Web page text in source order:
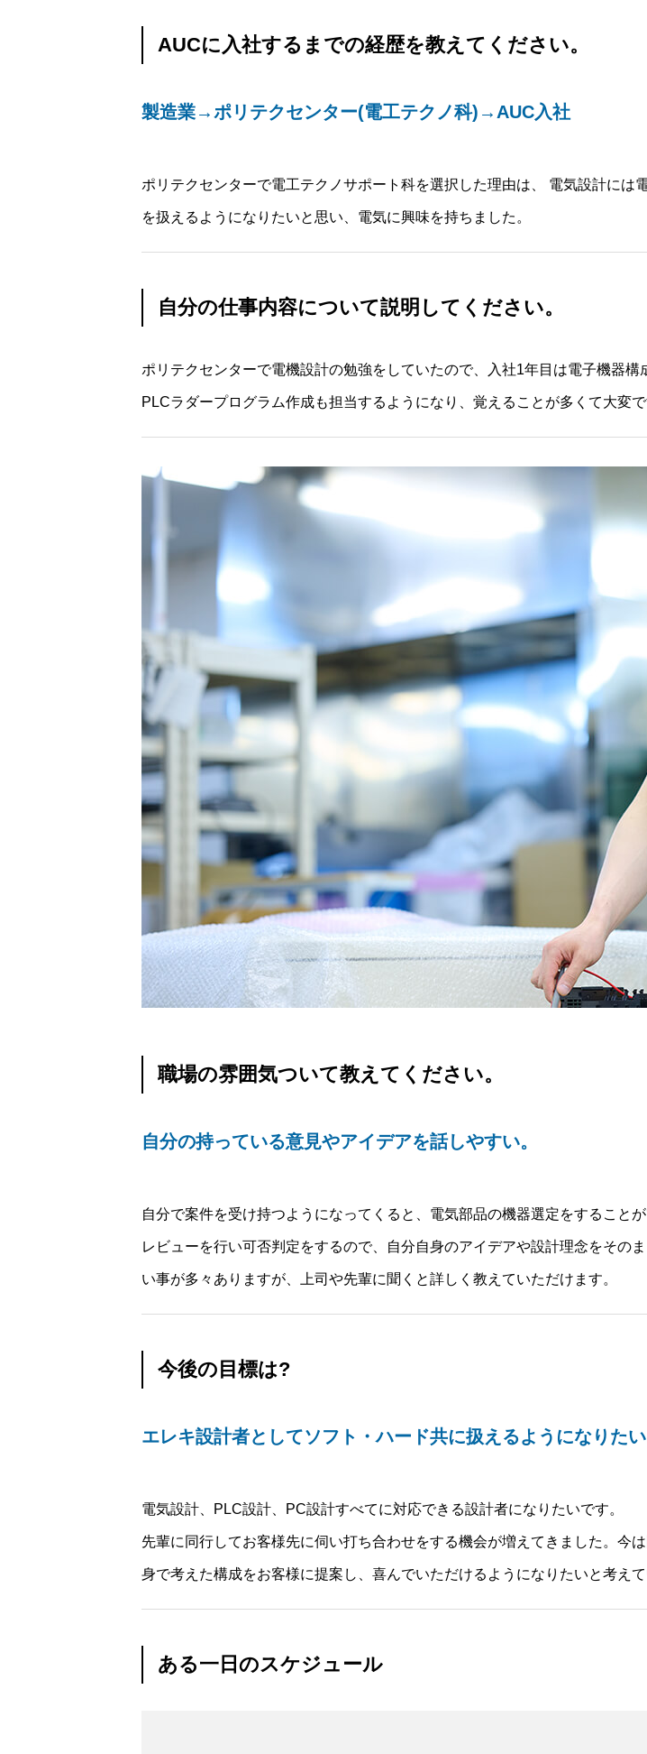
TOPページ
業務紹介
職種紹介
インタビュー
募集要項
お問合せ
AUCコーポレートサイト
TOPページ 業務紹介 職種紹介 インタビュー
お問合せ
AUCコーポレートサイト
AUCに入社するまでの経歴を教えてください。
製造業→ポリテクセンター(電工テクノ科)→AUC入社
ポリテクセンターで電工テクノサポート科を選択した理由は、 電気設計に
を扱えるようになりたいと思い、電気に興味を持ちました。
自分の仕事内容について説明してください。
ポリテクセンターで電機設計の勉強をしていたので、入社1年目は電子機器
PLCラダープログラム作成も担当するようになり、覚えることが多くて大変
職場の雰囲気ついて教えてください。
自分の持っている意見やアイデアを話しやすい。
自分で案件を受け持つようになってくると、電気部品の機器選定をすること
レビューを行い可否判定をするので、自分自身のアイデアや設計理念をその
い事が多々ありますが、上司や先輩に聞くと詳しく教えていただけます。
今後の目標は?
エレキ設計者としてソフト・ハード共に扱えるようになりたい
電気設計、PLC設計、PC設計すべてに対応できる設計者になりたいです。
先輩に同行してお客様先に伺い打ち合わせをする機会が増えてきました。今
身で考えた構成をお客様に提案し、喜んでいただけるようになりたいと考えて
ある一日のスケジュール